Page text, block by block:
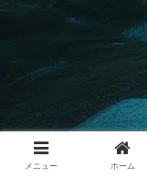
メニュー ホーム